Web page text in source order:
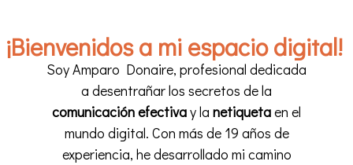
¡Bienvenidos a mi espacio digital!
Soy Amparo Donaire, profesional dedicada
a desentrañar los secretos de la
comunicación efectivay la netiquetaen el
mundo digital. Con más de 19 años de
experiencia, he desarrollado mi camino